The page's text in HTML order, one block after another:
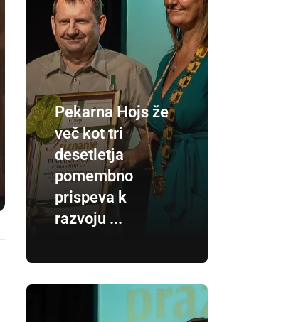
Pekarna Hojs že
več kot tri
desetletja
pomembno
prispeva k
razvoju ...